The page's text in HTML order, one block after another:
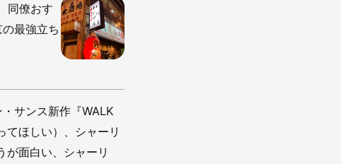
同僚おす
最強立ち
サンス新作『WALK
てほしい）、シャーリ
面白い、シャーリ